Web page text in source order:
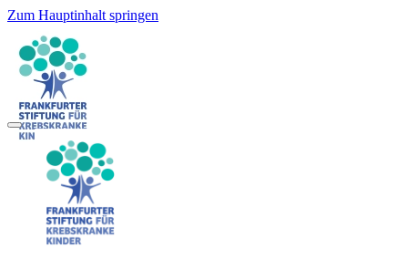
Zum Hauptinhalt springen